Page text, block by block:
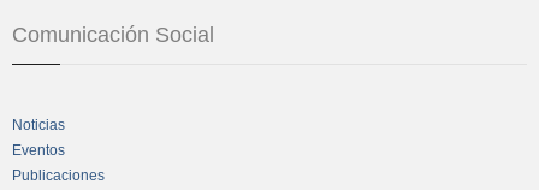
Comunicación Social
Noticias
Eventos
Publicaciones